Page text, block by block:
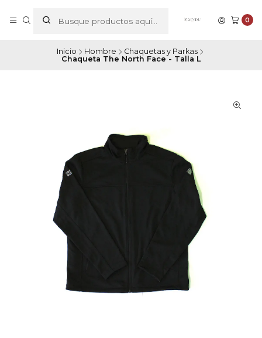
0
Inicio Hombre
Chaquetas y Parkas
Chaqueta The North Face - Talla L